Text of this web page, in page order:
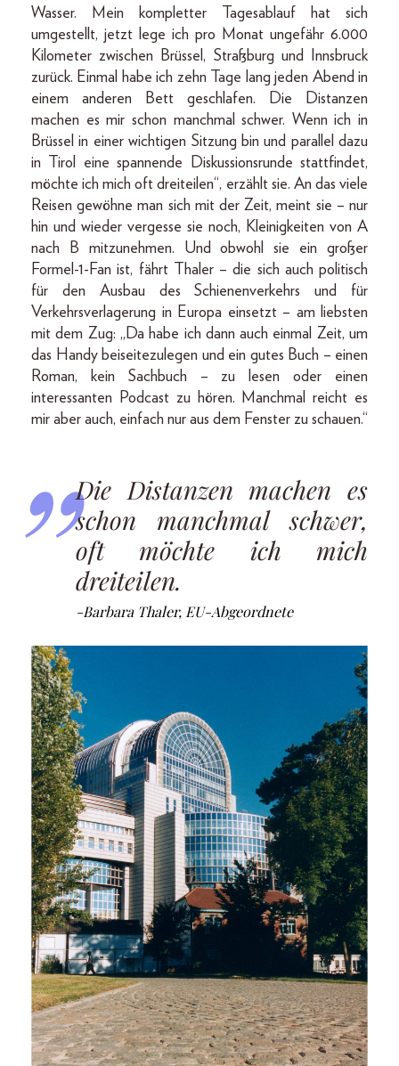
Wasser. Mein kompletter Tagesablauf hat sich
umgestellt, jetzt lege ich pro Monat ungefähr 6.000
Kilometer zwischen Brüssel, Straßburg und Innsbruck
zurück. Einmal habe ich zehn Tage lang jeden Abend in
einem anderen Bett geschlafen. Die Distanzen
machen es mir schon manchmal schwer. Wenn ich in
Brüssel in einer wichtigen Sitzung bin und parallel dazu
in Tirol eine spannende Diskussionsrunde stattfindet,
möchte ich mich oft dreiteilen“, erzählt sie. An das viele
Reisen gewöhne man sich mit der Zeit, meint sie – nur
hin und wieder vergesse sie noch, Kleinigkeiten von A
nach B mitzunehmen. Und obwohl sie ein großer
Formel-1-Fan ist, fährt Thaler – die sich auch politisch
für den Ausbau des Schienenverkehrs und für
Verkehrsverlagerung in Europa einsetzt – am liebsten
mit dem Zug: „Da habe ich dann auch einmal Zeit, um
das Handy beiseitezulegen und ein gutes Buch – einen
Roman, kein Sachbuch – zu lesen oder einen
interessanten Podcast zu hören. Manchmal reicht es
mir aber auch, einfach nur aus dem Fenster zu schauen.“
Die Distanzen machen es
schon manchmal schwer,
oft möchte ich mich
dreiteilen.
-Barbara Thaler, EU-Abgeordnete